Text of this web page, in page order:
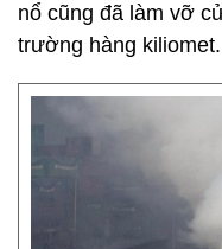
nổ cũng đã làm vỡ
trường hàng kiliomet.